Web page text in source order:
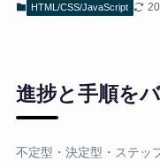
HTML/CSS/JavaScript
進捗と手順を
不定型・決定型・ステッ